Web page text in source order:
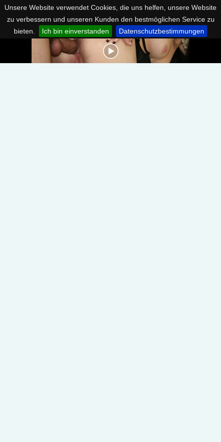
Unsere Website verwendet Cookies, die uns helfen, unsere Website
zu verbessern und unseren Kunden den bestmöglichen Service zu
bieten.
Ich bin einverstanden Datenschutzbestimmungen